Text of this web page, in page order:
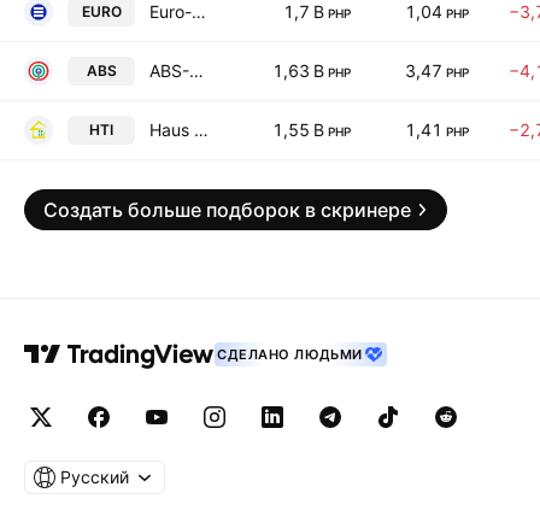
EURO Euro-Med Laboratories Philippines, Inc. 1,7 B PHP 1,04 PHP
ABS ABS-CBN Corporation 1,63 B PHP 3,47 PHP
HTI Haus Talk, Inc 1,55 B PHP 1,41 PHP
Создать больше подборок в скринере
СДЕЛАНО ЛЮДЬМИ
Русский